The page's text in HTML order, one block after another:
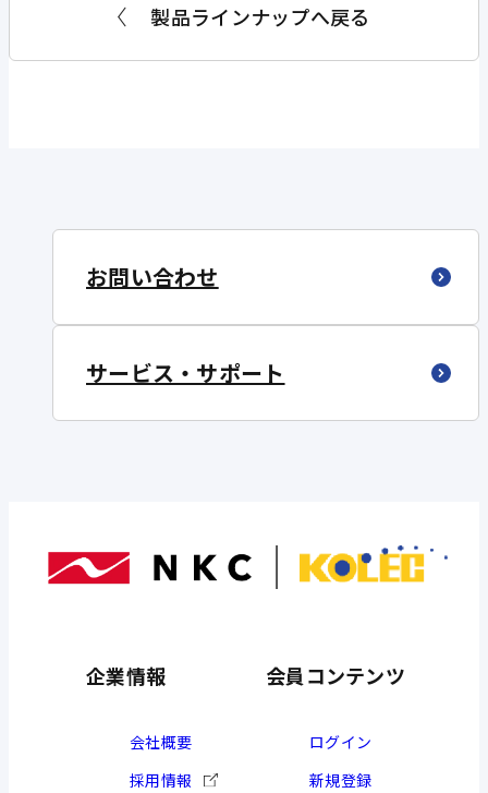
製品ラインナップへ戻る
お問い合わせ
サービス・サポート
企業情報
会社概要
採用情報
会員コンテンツ
ログイン
新規登録